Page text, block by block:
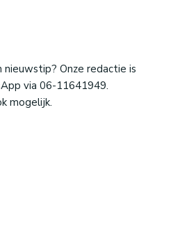
Onze redactie is
via 06-11641949.
mogelijk.